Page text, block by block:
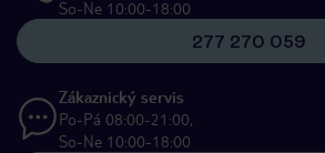
So-Ne 10:00-18:00
277 270 059
Zákaznický servis
Po-Pá 08:00-21:00,
So-Ne 10:00-18:00